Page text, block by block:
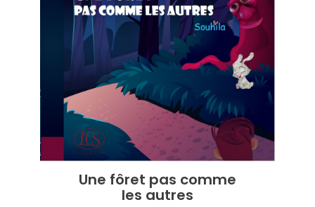
Une fôret pas comme
les autres